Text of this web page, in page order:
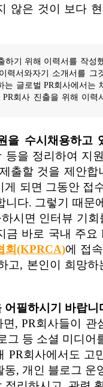
않은 것이 보다
하기 위해 이력서를 작성
력서와자기 소개서를 그
는 글로벌 PR회사에서는
PR회사 진출을 위해 이력
을 수시채용하고
등을 정리하여 지
출할 것을 제안합
게 되면 그동안 접
니다. 그렇기 때문
시면 인터뷰 기
금 바로 국내 주요
회(KPRCA)에 접
고, 본인이 희망
어필하시기 바랍니
, PR회사들이 관
그 등 소셜 미디어
PR회사에서도 고
동, 개인 블로그 운